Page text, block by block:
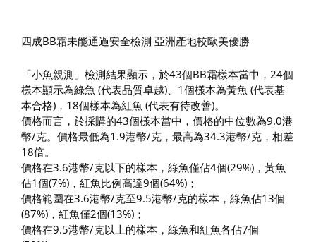
四成BB霜未能通過安全檢測 亞洲產地較歐美優勝
「小魚親測」檢測結果顯示，於43個BB霜樣本當中，24個
樣本顯示為綠魚 (代表品質卓越)、1個樣本為黃魚 (代表基
本合格)，18個樣本為紅魚 (代表有待改善)。
價格而言，於採購的43個樣本當中，價格的中位數為9.0港
幣/克。價格最低為1.9港幣/克，最高為34.3港幣/克，相差
18倍。
價格在3.6港幣/克以下的樣本，綠魚僅佔4個(29%)，黃魚
佔1個(7%)，紅魚比例高達9個(64%)；
價格範圍在3.6港幣/克至9.5港幣/克的樣本，綠魚佔13個
(87%)，紅魚僅2個(13%)；
價格在9.5港幣/克以上的樣本，綠魚和紅魚各佔7個